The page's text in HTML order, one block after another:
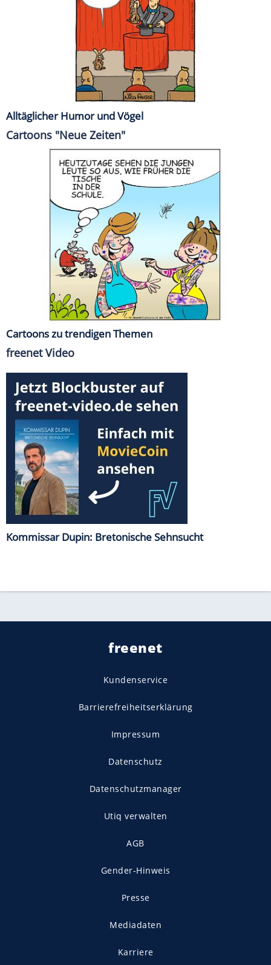
Alltäglicher Humor und Vögel
Cartoons "Neue Zeiten"
Cartoons zu trendigen Themen
freenet Video
Kommissar Dupin: Bretonische Sehnsucht
freenet
Kundenservice
Barrierefreiheitserklärung
Impressum
Datenschutz
Datenschutzmanager
Utiq verwalten
AGB
Gender-Hinweis
Presse
Mediadaten
Karriere